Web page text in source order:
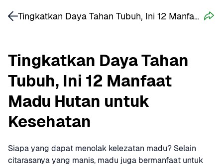
Tingkatkan Daya Tahan
Tubuh, Ini 12 Manfaat
Madu Hutan untuk
Kesehatan
Siapa yang dapat menolak kelezatan madu? Selain
citarasanya yang manis, madu juga bermanfaat untuk
Tingkatkan Daya Tahan Tubuh, Ini 12 Manfaat Madu Hutan untuk Kesehatan